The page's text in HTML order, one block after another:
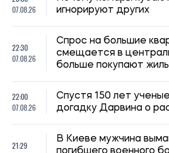
07.08.26
МОН продлил сроки
колледжи после 9
можно подтвердить
20:00
07.08.26
В Лос-Анджелесе
вид жабы
07.08.26
Украинцев за
присоединиться к
единства: как подать